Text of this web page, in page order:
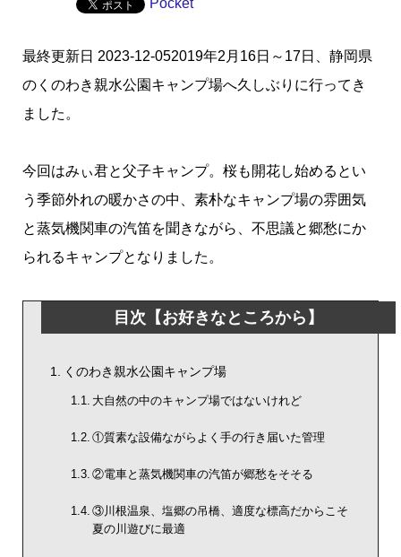
最終更新日 2023-12-052019年2月16日～17日、静岡県
のくのわき親水公園キャンプ場へ久しぶりに行ってき
ました。
今回はみぃ君と父子キャンプ。桜も開花し始めるとい
う季節外れの暖かさの中、素朴なキャンプ場の雰囲気
と蒸気機関車の汽笛を聞きながら、不思議と郷愁にか
られるキャンプとなりました。
目次【お好きなところから】
くのわき親水公園キャンプ場
大自然の中のキャンプ場ではないけれど
①質素な設備ながらよく手の行き届いた管理
②電車と蒸気機関車の汽笛が郷愁をそそる
③川根温泉、塩郷の吊橋、適度な標高だからこそ
夏の川遊びに最適